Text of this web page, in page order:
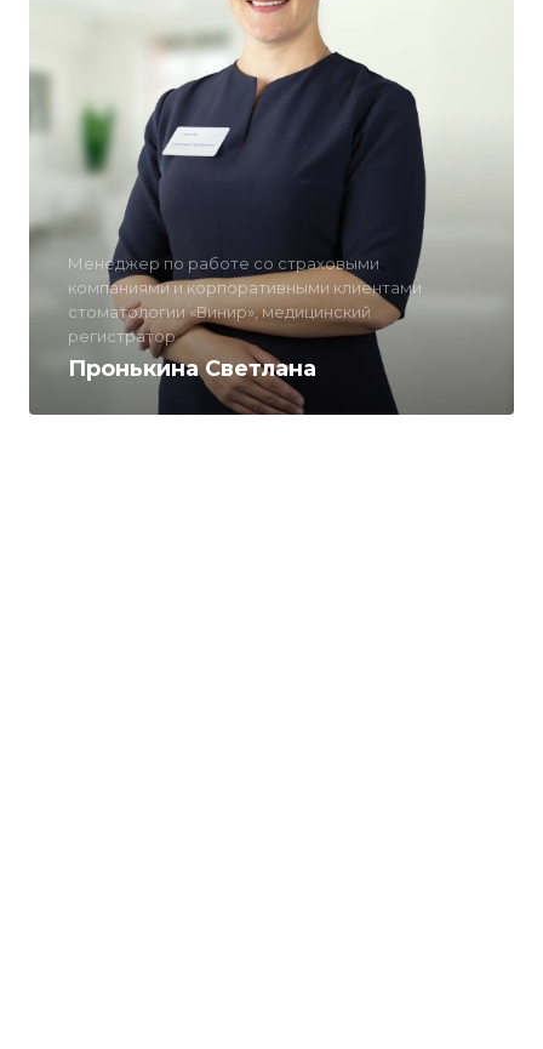
Менеджер по работе со страховыми
компаниями и корпоративными клиентами
стоматологии «Винир», медицинский
регистратор
Пронькина Светлана